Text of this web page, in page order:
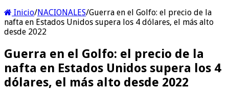
Inicio/NACIONALES/Guerra en el Golfo: el precio de la
nafta en Estados Unidos supera los 4 dólares, el más alto
desde 2022
Guerra en el Golfo: el precio de la
nafta en Estados Unidos supera los 4
dólares, el más alto desde 2022